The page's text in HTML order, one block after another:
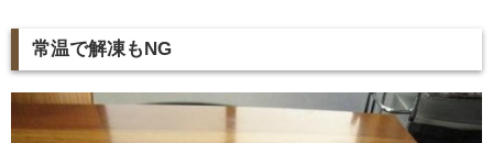
常温で解凍もNG